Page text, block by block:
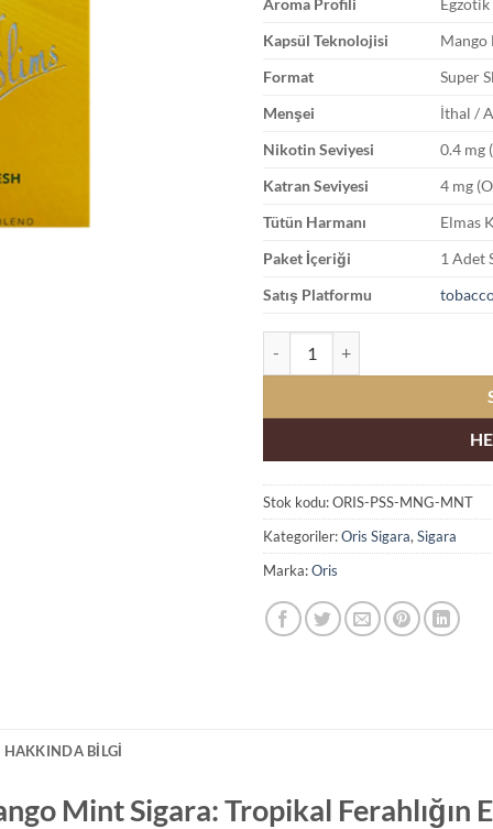
Kapsül Teknolojisi
Mango
Format
Super
Menşei
İthal /
Nikotin Seviyesi
0.4 mg
Katran Seviyesi
4 mg
Tütün Harmanı
Elmas
Paket İçeriği
1 Adet
Satış Platformu
Stok kodu:ORIS-PSS-MNG-MNT
Kategoriler:Oris Sigara, Sigara
Marka:Oris
HAKKINDA BILGI
Mint Sigara: Tropikal Ferahlığın